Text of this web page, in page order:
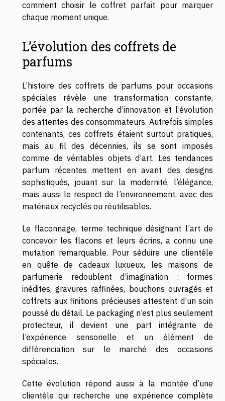
comment choisir le coffret parfait pour marquer
chaque moment unique.
L’évolution des coffrets de
parfums
L’histoire des coffrets de parfums pour occasions
spéciales révèle une transformation constante,
portée par la recherche d’innovation et l’évolution
des attentes des consommateurs. Autrefois simples
contenants, ces coffrets étaient surtout pratiques,
mais au fil des décennies, ils se sont imposés
comme de véritables objets d’art. Les tendances
parfum récentes mettent en avant des designs
sophistiqués, jouant sur la modernité, l’élégance,
mais aussi le respect de l’environnement, avec des
matériaux recyclés ou réutilisables.
Le flaconnage, terme technique désignant l’art de
concevoir les flacons et leurs écrins, a connu une
mutation remarquable. Pour séduire une clientèle
en quête de cadeaux luxueux, les maisons de
parfumerie redoublent d’imagination : formes
inédites, gravures raffinées, bouchons ouvragés et
coffrets aux finitions précieuses attestent d’un soin
poussé du détail. Le packaging n’est plus seulement
protecteur, il devient une part intégrante de
l’expérience sensorielle et un élément de
différenciation sur le marché des occasions
spéciales.
Cette évolution répond aussi à la montée d’une
clientèle qui recherche une expérience complète